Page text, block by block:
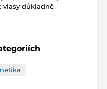
vlasy důkladně